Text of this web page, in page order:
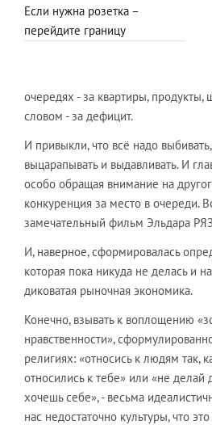
Если нужна розетка –
перейдите границу
очередях - за квартиры, продукты,
словом - за дефицит.
И привыкли, что всё надо выбивать,
выцарапывать и выдавливать. И
особо обращая внимание на
конкуренция за место в очереди.
замечательный фильм Эльдара
И, наверное, сформировалась
которая пока никуда не делась и
диковатая рыночная экономика.
Конечно, взывать к воплощению
нравственности»,
религиях: «относись к людям так,
относились к тебе» или «не делай
хочешь себе», - весьма
нас недостаточно культуры, что